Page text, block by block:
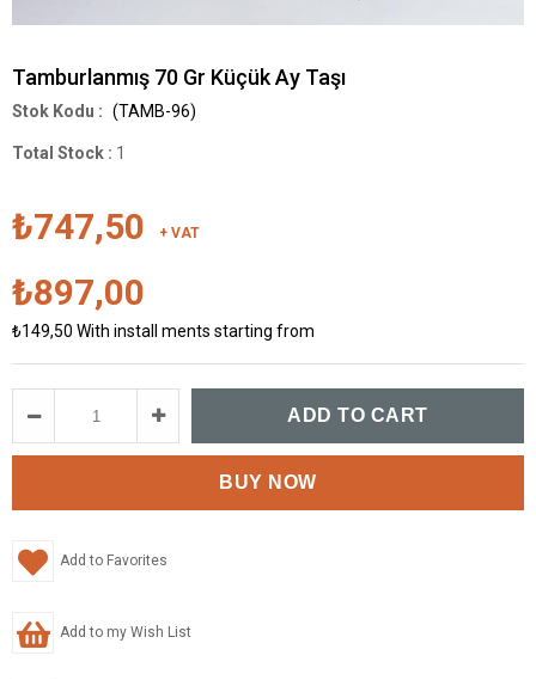
Tamburlanmış 70 Gr Küçük Ay Taşı
(TAMB-96)
Total Stock : 1
₺747,50 + VAT
₺897,00
₺149,50 With install ments starting from
Add to Favorites
Add to my Wish List